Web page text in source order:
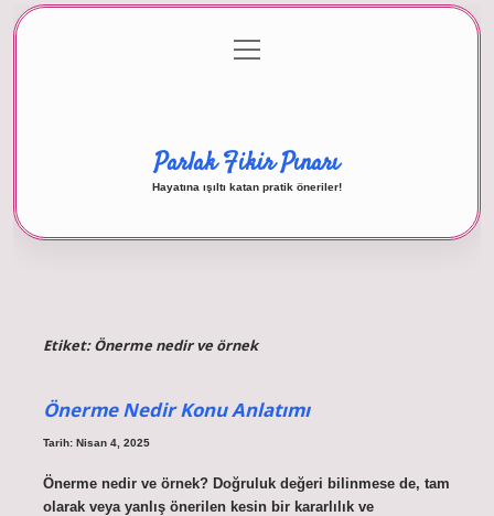
Gizlilik Politikası
menüyü
aç
Parlak Fikir Pınarı
Hayatına ışıltı katan pratik öneriler!
Etiket:Önerme nedir ve örnek
Önerme Nedir Konu Anlatımı
Tarih: Nisan 4, 2025
Önerme nedir ve örnek? Doğruluk değeri bilinmese de, tam
olarak veya yanlış önerilen kesin bir kararlılık ve